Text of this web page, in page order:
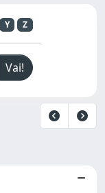
Y Z